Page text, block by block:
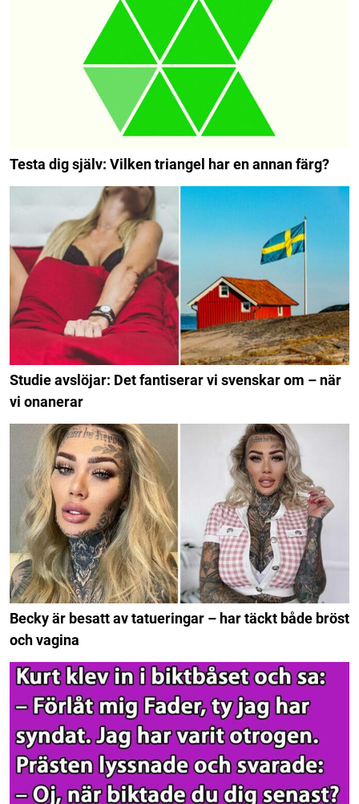
Testa dig själv: Vilken triangel har en annan färg?
Studie avslöjar: Det fantiserar vi svenskar om – när
vi onanerar
Becky är besatt av tatueringar – har täckt både bröst
och vagina